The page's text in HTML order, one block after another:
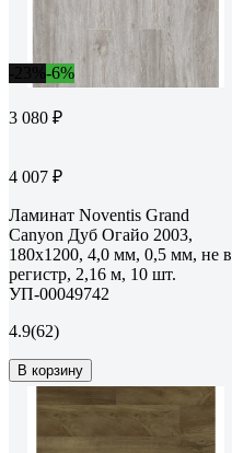
-6%
3 080 ₽
4 007 ₽
Ламинат Noventis Grand
Сanyon Дуб Огайо 2003,
180x1200, 4,0 мм, 0,5 мм, не в
регистр, 2,16 м, 10 шт.
УП-00049742
4.9(62)
В корзину